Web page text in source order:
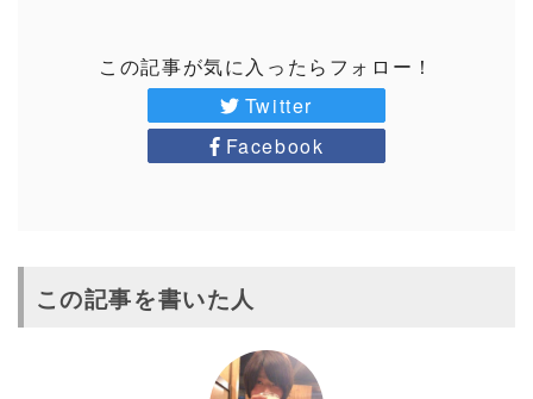
この記事が気に入ったらフォロー！
Twitter
Facebook
この記事を書いた人